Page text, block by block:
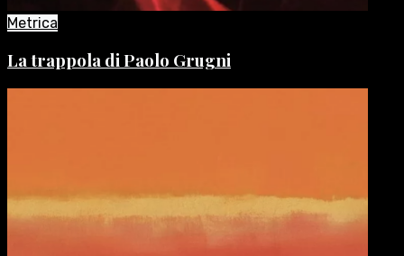
Metrica
La trappola di Paolo Grugni